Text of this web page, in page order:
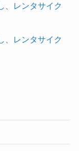
、レンタサイク
、レンタサイク